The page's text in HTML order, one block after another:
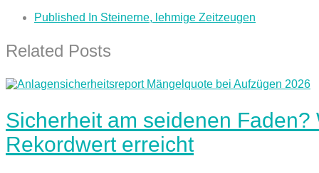
Published In Steinerne, lehmige Zeitzeugen
Related Posts
Sicherheit am seidenen
Rekordwert erreicht